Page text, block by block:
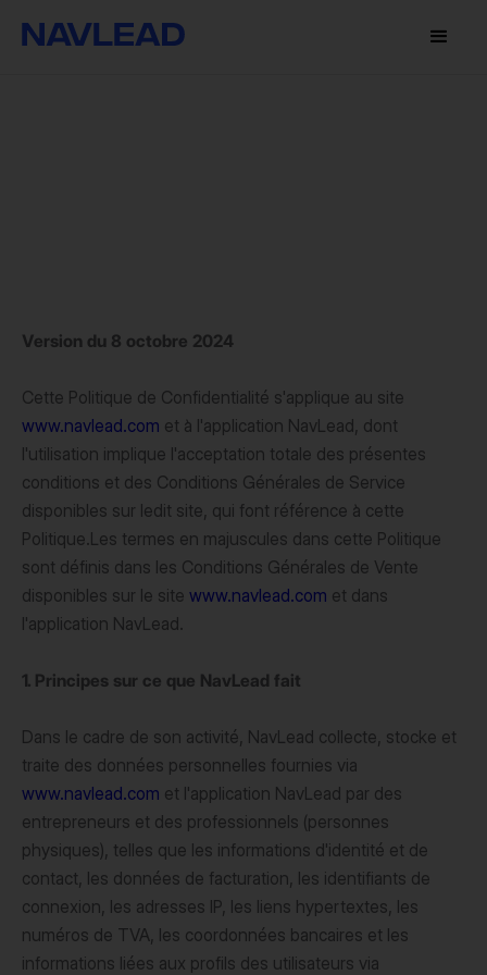
Version du 8 octobre 2024
Cette Politique de Confidentialité s'applique au site
www.navlead.com et à l'application NavLead, dont
l'utilisation implique l'acceptation totale des présentes
conditions et des Conditions Générales de Service
disponibles sur ledit site, qui font référence à cette
Politique.Les termes en majuscules dans cette Politique
sont définis dans les Conditions Générales de Vente
disponibles sur le site www.navlead.com et dans
l'application NavLead.
1. Principes sur ce que NavLead fait
Dans le cadre de son activité, NavLead collecte, stocke et
traite des données personnelles fournies via
www.navlead.com et l'application NavLead par des
entrepreneurs et des professionnels (personnes
physiques), telles que les informations d'identité et de
contact, les données de facturation, les identifiants de
connexion, les adresses IP, les liens hypertextes, les
numéros de TVA, les coordonnées bancaires et les
informations liées aux profils des utilisateurs via